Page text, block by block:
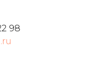
98